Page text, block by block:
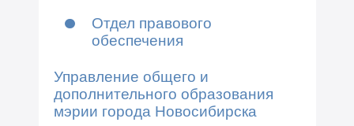
Отдел правового
обеспечения
Управление общего и
дополнительного образования
мэрии города Новосибирска